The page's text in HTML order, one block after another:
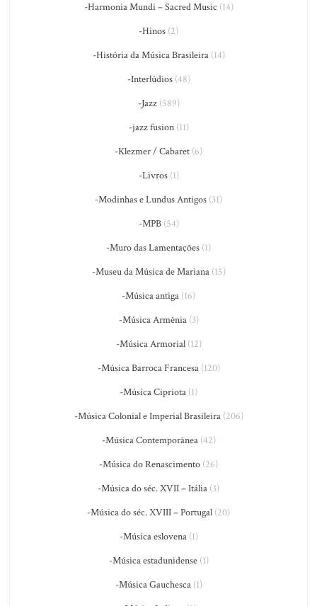
-Harmonia Mundi – Sacred Music (14)
-Hinos (2)
-História da Música Brasileira(14)
-Interlúdios(48)
-Jazz(589)
-jazz fusion(11)
-Klezmer / Cabaret (6)
-Livros(1)
-Modinhas e Lundus Antigos (31)
-MPB(54)
-Muro das Lamentações (1)
-Museu da Música de Mariana(15)
-Música antiga (16)
-Música Armênia(3)
-Música Armorial(12)
-Música Barroca Francesa(120)
-Música Cipriota (1)
-Música Colonial e Imperial Brasileira(206)
-Música Contemporânea(42)
-Música do Renascimento (26)
-Música do séc. XVII – Itália (3)
-Música do séc. XVIII – Portugal (20)
-Música eslovena(1)
-Música estadunidense(1)
-Música Gauchesca(1)